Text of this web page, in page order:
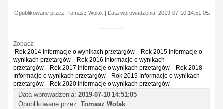
Opublikowane przez: Tomasz Wolak | Data wprowadzenia: 2019-07-10 14:51:05.
Zobacz:
Rok 2014 Informacje o wynikach przetargów . Rok 2015 Informacje o
wynikach przetargów . Rok 2016 Informacje o wynikach
przetargów . Rok 2017 Informacje o wynikach przetargów . Rok 2018
Informacje o wynikach przetargów . Rok 2019 Informacje o wynikach
przetargów . Rok 2020 Informacje o wynikach przetargów .
Data wprowadzenia: 2019-07-10 14:51:05
Opublikowane przez: Tomasz Wolak